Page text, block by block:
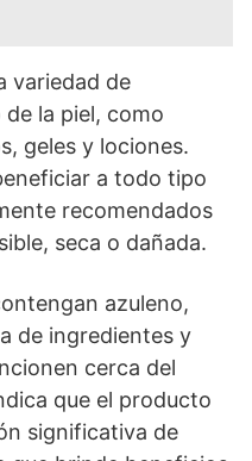
variedad de
la piel, como
geles y lociones.
a todo tipo
recomendados
seca o dañada.
azuleno,
de ingredientes y
cerca del
que el producto
significativa de